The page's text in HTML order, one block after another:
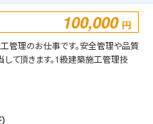
100,000 円
管理のお仕事です。安全管理や品質
て頂きます。1級建築施工管理技